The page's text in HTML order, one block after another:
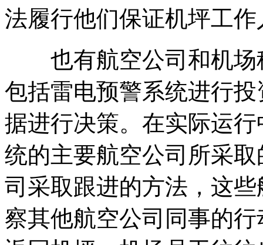
法履行他们保证机坪工
也有航空公司和机场
包括雷电预警系统进行
据进行决策。在实际运
统的主要航空公司所采
司采取跟进的方法，这
察其他航空公司同事的